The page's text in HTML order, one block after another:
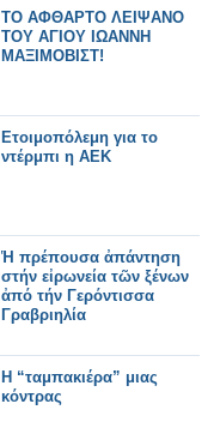
ΤΟ ΑΦΘΑΡΤΟ ΛΕΙΨΑΝΟ
ΤΟΥ ΑΓΙΟΥ ΙΩΑΝΝΗ
ΜΑΞΙΜΟΒΙΣΤ!
Ετοιμοπόλεμη για το
ντέρμπι η ΑΕΚ
Ἡ πρέπουσα ἀπάντηση
στήν εἰρωνεία τῶν ξένων
ἀπό τήν Γερόντισσα
Γραβριηλία
Η “ταμπακιέρα” μιας
κόντρας